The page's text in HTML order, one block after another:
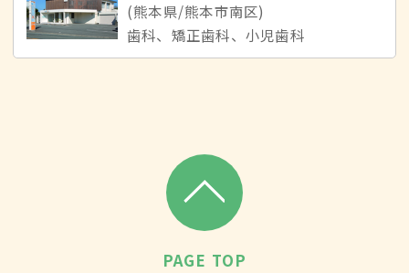
(熊本県/熊本市南区)
歯科、矯正歯科、小児歯科
PAGE TOP